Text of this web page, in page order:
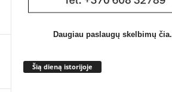
Daugiau paslaugų skelbimų čia.
Šią dieną istorijoje